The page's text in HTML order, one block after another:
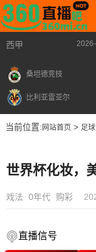
西甲
桑坦德竞技
比利亚雷亚尔
当前位置: 网站首页> 足
世界杯化妆，
戏法 0年代 购彩
直播信号